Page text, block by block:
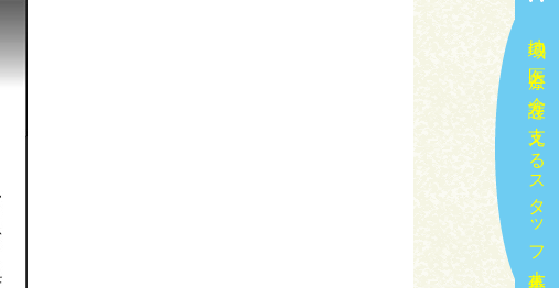
地域の医療と介護を支えるスタッフ大募集！